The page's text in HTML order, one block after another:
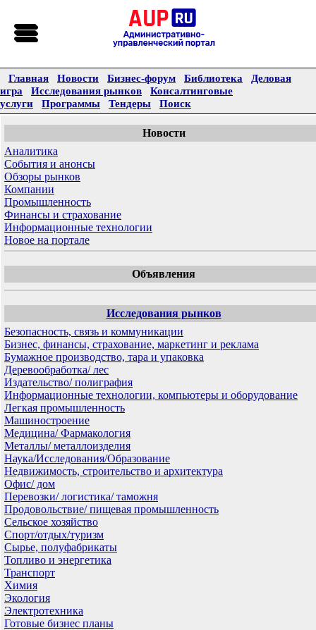
Главная Новости Бизнес-форум Библиотека
Деловая
игра
Исследования рынков
Консалтинговые
услуги
Программы Тендеры Поиск
Новости
Аналитика
События и анонсы
Обзоры рынков
Компании
Промышленность
Финансы и страхование
Информационные технологии
Новое на портале
Объявления
Исследования рынков
Безопасность, связь и коммуникации
Бизнес, финансы, страхование, маркетинг и реклама
Бумажное производство, тара и упаковка
Деревообработка/ лес
Издательство/ полиграфия
Информационные технологии, компьютеры и оборудование
Легкая промышленность
Машиностроение
Медицина/ Фармакология
Металлы/ металлоизделия
Наука/Исследования/Образование
Недвижимость, строительство и архитектура
Офис/ дом
Перевозки/ логистика/ таможня
Продовольствие/ пищевая промышленность
Сельское хозяйство
Спорт/отдых/туризм
Сырье, полуфабрикаты
Топливо и энергетика
Транспорт
Химия
Экология
Электротехника
Готовые бизнес планы